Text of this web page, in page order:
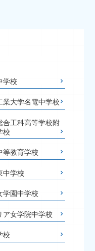
学校
業大学名電中学校
合工科高等学校附
校
等教育学校
中学校
学園中学校
ア女学院中学校
校